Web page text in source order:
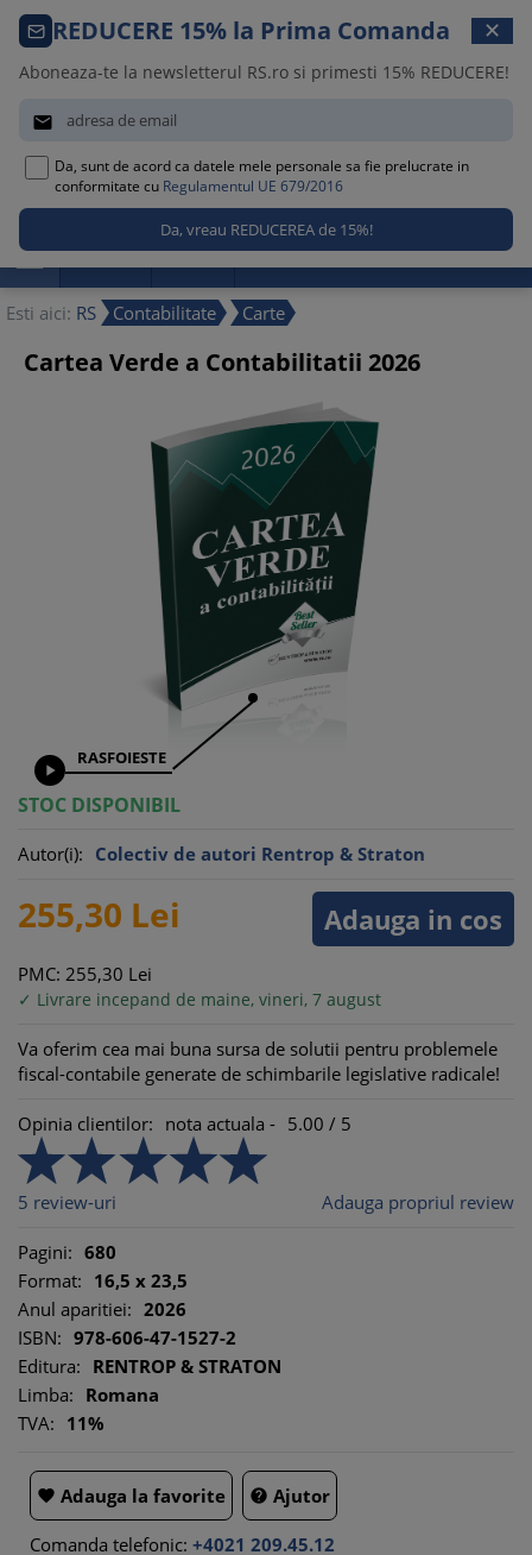
Comanda telefonica · 021 209 45 12

 Promotii Noutati Reduceri
Esti aici: RS Contabilitate Carte
REDUCERE 15% la Prima Comanda ✕
Aboneaza-te la newsletterul RS.ro si primesti 15% REDUCERE!

Da, sunt de acord ca datele mele personale sa fie prelucrate in
conformitate cu Regulamentul UE 679/2016
Cartea Verde a Contabilitatii 2026

RASFOIESTE
STOC DISPONIBIL
Autor(i): Colectiv de autori Rentrop & Straton
Adauga in cos
255,30 Lei
PMC: 255,30 Lei
✓ Livrare incepand de maine, vineri, 7 august
Va oferim cea mai buna sursa de solutii pentru problemele
fiscal-contabile generate de schimbarile legislative radicale!
Opinia clientilor: nota actuala - 5.00 / 5
5 review-uri Adauga propriul review
Pagini: 680
Format: 16,5 x 23,5
Anul aparitiei: 2026
ISBN: 978-606-47-1527-2
Editura: RENTROP & STRATON
Limba: Romana
TVA: 11%
 Adauga la favorite  Ajutor
Comanda telefonic: +4021 209.45.12